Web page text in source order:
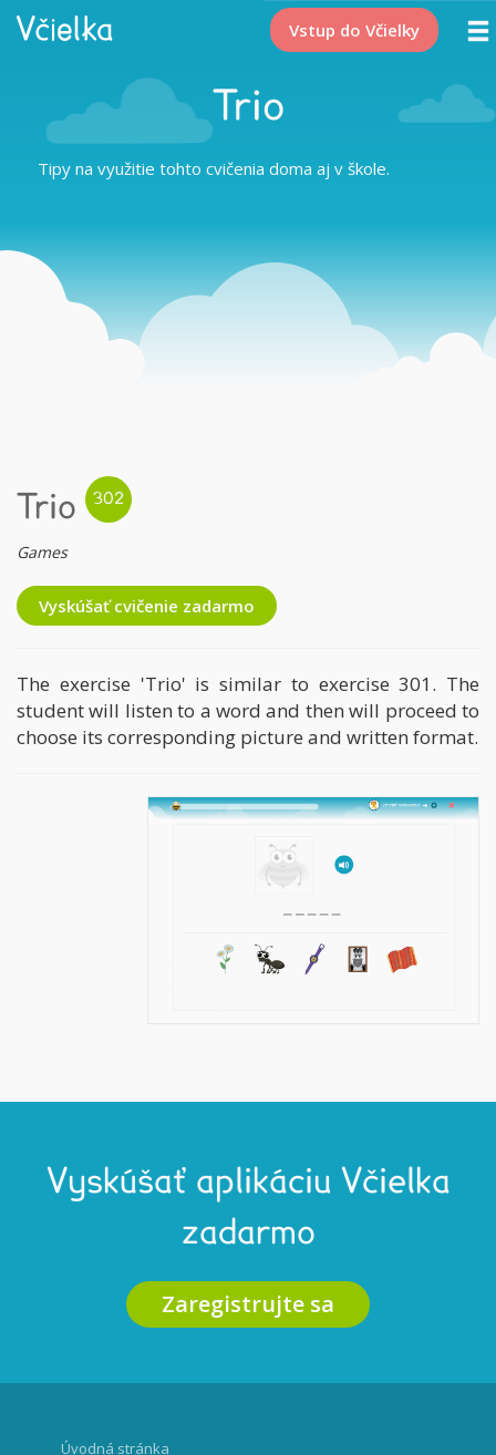
Vstup do Včielky
Trio
Tipy na využitie tohto cvičenia doma aj v škole.
Trio
Games
Vyskúšať cvičenie zadarmo
The exercise 'Trio' is similar to exercise 301. The
student will listen to a word and then will proceed to
choose its corresponding picture and written format.
Vyskúšať aplikáciu Včielka
zadarmo
Zaregistrujte sa
Úvodná stránka